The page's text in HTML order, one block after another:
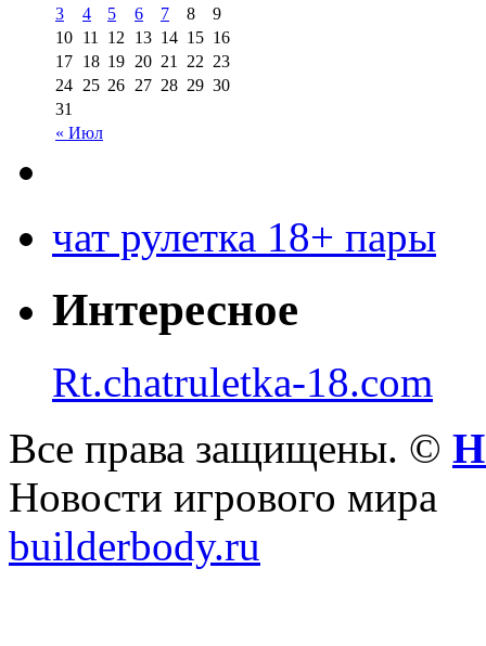
« Июл
3
4 5 6 7 8
9
10 11 12 13 14 15 16
17 18 19 20 21 22 23
24 25 26 27 28 29 30
31
чат рулетка 18+ пары
Интересное
Rt.chatruletka-18.com
Все права защищены. ©
Новости игрового мира
builderbody.ru